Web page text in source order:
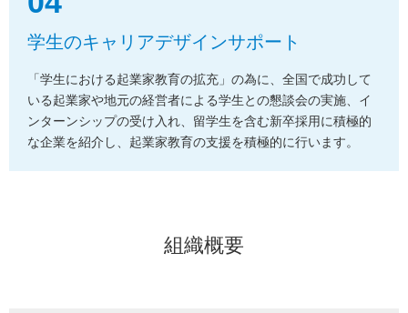
学生のキャリアデザインサポート
「学生における起業家教育の拡充」の為に、全国で成功して
いる起業家や地元の経営者による学生との懇談会の実施、イ
ンターンシップの受け入れ、留学生を含む新卒採用に積極的
な企業を紹介し、起業家教育の支援を積極的に行います。
組織概要